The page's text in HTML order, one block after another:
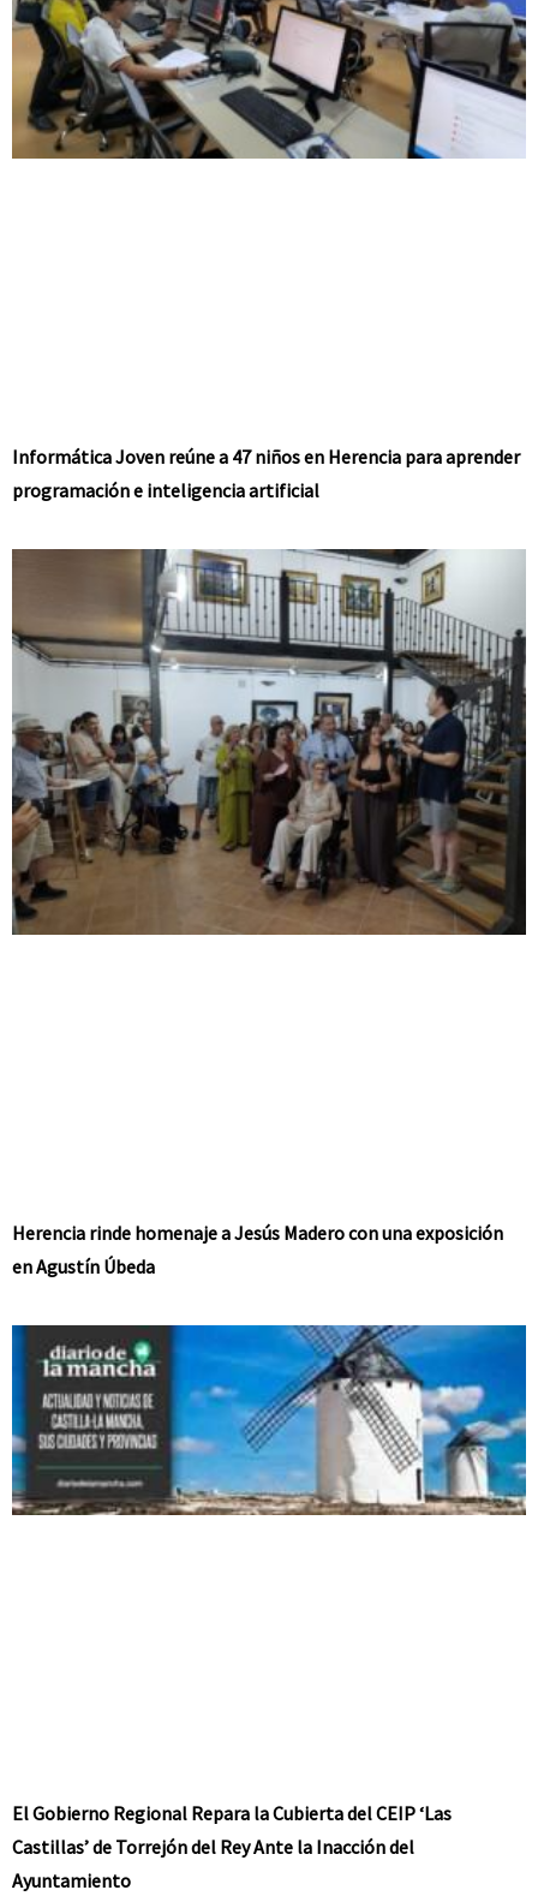
Informática Joven reúne a 47 niños en Herencia para aprender
programación e inteligencia artificial
Herencia rinde homenaje a Jesús Madero con una exposición
en Agustín Úbeda
El Gobierno Regional Repara la Cubierta del CEIP ‘Las
Castillas’ de Torrejón del Rey Ante la Inacción del
Ayuntamiento